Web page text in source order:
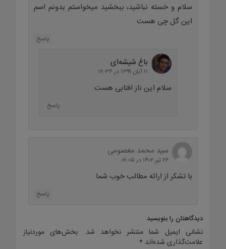
سلام و خسته نباشید، ببخشید میخواستم بدونم اسم
این گل چی هست
پاسخ
باغ شیشه‌ای
۱۱ آبان ۱۳۹۹ در ۱۷:۳۴
سلام این ناز افتابی هست
پاسخ
سید محمد معصومی
۲۶ تیر ۱۴۰۲ در ۰۷:۰۵
با تشکر از ارائه مطالب خوب شما
پاسخ
دیدگاهتان را بنویسید
نشانی ایمیل شما منتشر نخواهد شد. بخش‌های موردنیاز
علامت‌گذاری شده‌اند *